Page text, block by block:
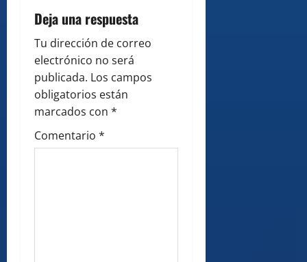
g
a
t
i
o
Deja una respuesta
Tu dirección de correo
electrónico no será
publicada. Los campos
obligatorios están
marcados con *
Comentario *